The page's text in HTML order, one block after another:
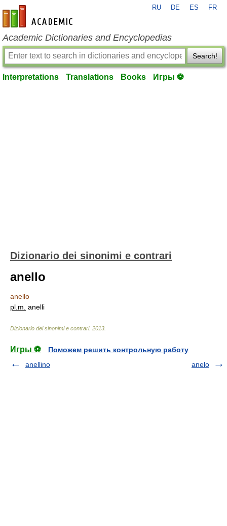
en-academic.com
RU DE ES FR
Academic Dictionaries and Encyclopedias
Search!
Interpretations Translations Books Игры ⚽
Dizionario dei sinonimi e contrari
anello
anello
pl. m. anelli
Dizionario dei sinonimi e contrari. 2013
Игры ⚽
Поможем решить контрольную работу
anellino
anelo